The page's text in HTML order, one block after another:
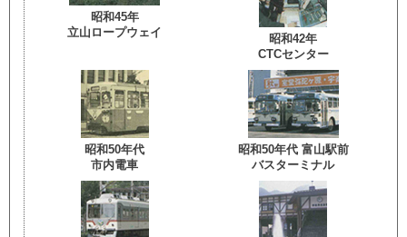
昭和45年
立山ロープウェイ
昭和42年
CTCセンター
昭和50年代
市内電車
昭和50年代 富山駅前
バスターミナル